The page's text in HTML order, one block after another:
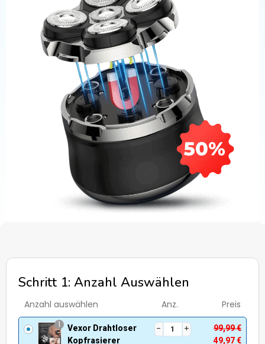
Schritt 1: Anzahl Auswählen
Anzahl auswählen Anz. Preis
1
Vexor Drahtloser
Kopfrasierer
99,99€
49,97€